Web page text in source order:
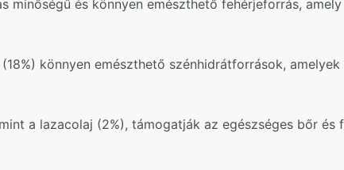
minőségű és könnyen emészthető fehérjeforrás,
könnyen emészthető szénhidrátforrások,
a lazacolaj (2%), támogatják az egészséges bőr